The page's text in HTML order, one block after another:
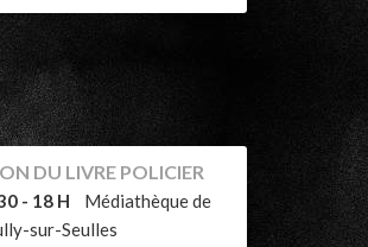
DU LIVRE POLICIER
- 18 H
Médiathèque de
sur-Seulles